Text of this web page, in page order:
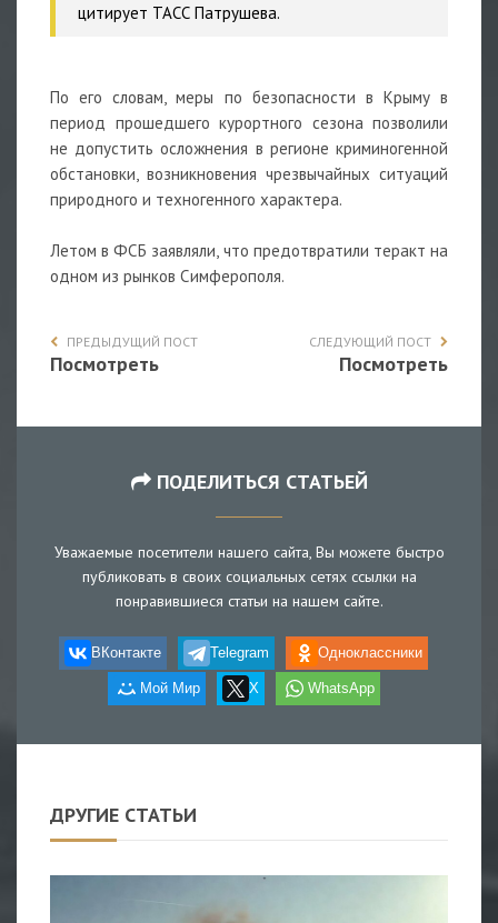
цитирует ТАСС Патрушева.
По его словам, меры по безопасности в Крыму в
период прошедшего курортного сезона позволили
не допустить осложнения в регионе криминогенной
обстановки, возникновения чрезвычайных ситуаций
природного и техногенного характера.
Летом в ФСБ заявляли, что предотвратили теракт на
одном из рынков Симферополя.
ПРЕДЫДУЩИЙ ПОСТ
Посмотреть
СЛЕДУЮЩИЙ ПОСТ
Посмотреть
ПОДЕЛИТЬСЯ СТАТЬЕЙ
Уважаемые посетители нашего сайта, Вы можете быстро
публиковать в своих социальных сетях ссылки на
понравившиеся статьи на нашем сайте.
ВКонтакте Telegram Одноклассники
Мой Мир X WhatsApp
ДРУГИЕ СТАТЬИ